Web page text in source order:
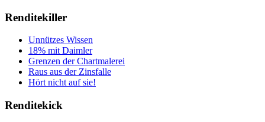
Renditekiller
Unnützes Wissen
18% mit Daimler
Grenzen der Chartmalerei
Raus aus der Zinsfalle
Hört nicht auf sie!
Renditekick